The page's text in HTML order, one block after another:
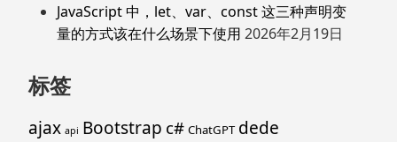
JavaScript 中，let、var、const 这三种声明变
量的方式该在什么场景下使用 2026年2月19日
标签
ajax api Bootstrap c# ChatGPT dede